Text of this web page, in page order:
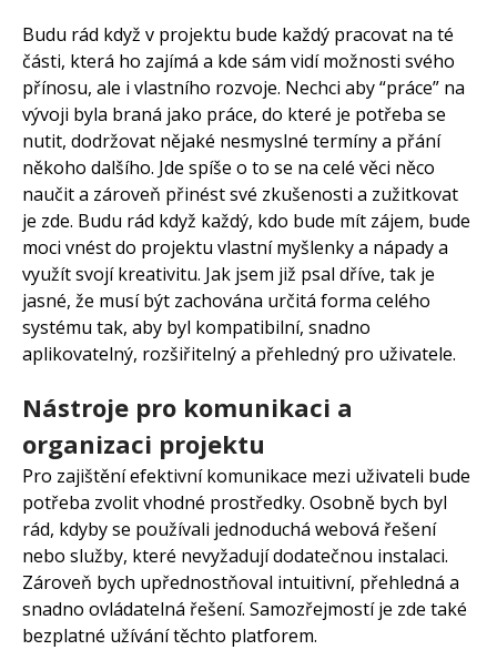
Budu rád když v projektu bude každý pracovat na té
části, která ho zajímá a kde sám vidí možnosti svého
přínosu, ale i vlastního rozvoje. Nechci aby “práce” na
vývoji byla braná jako práce, do které je potřeba se
nutit, dodržovat nějaké nesmyslné termíny a přání
někoho dalšího. Jde spíše o to se na celé věci něco
naučit a zároveň přinést své zkušenosti a zužitkovat
je zde. Budu rád když každý, kdo bude mít zájem, bude
moci vnést do projektu vlastní myšlenky a nápady a
využít svojí kreativitu. Jak jsem již psal dříve, tak je
jasné, že musí být zachována určitá forma celého
systému tak, aby byl kompatibilní, snadno
aplikovatelný, rozšiřitelný a přehledný pro uživatele.
Nástroje pro komunikaci a
organizaci projektu
Pro zajištění efektivní komunikace mezi uživateli bude
potřeba zvolit vhodné prostředky. Osobně bych byl
rád, kdyby se používali jednoduchá webová řešení
nebo služby, které nevyžadují dodatečnou instalaci.
Zároveň bych upřednostňoval intuitivní, přehledná a
snadno ovládatelná řešení. Samozřejmostí je zde také
bezplatné užívání těchto platforem.